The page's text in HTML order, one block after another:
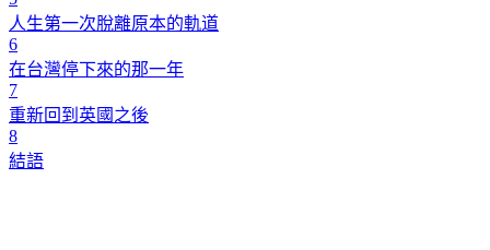
人生第一次脫離原本的軌道
6
在台灣停下來的那一年
7
重新回到英國之後
8
結語